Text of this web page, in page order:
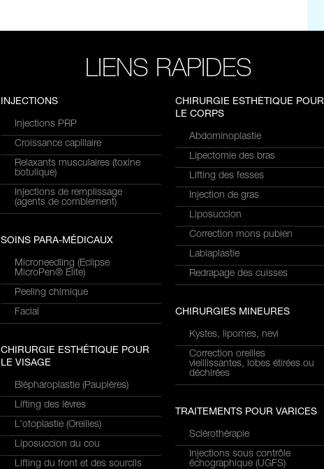
LIENS RAPIDES
INJECTIONS
Injections PRP
Croissance capillaire
Relaxants musculaires (toxine
botulique)
Injections de remplissage
(agents de comblement)
SOINS PARA-MÉDICAUX
Microneedling (Eclipse
MicroPen® Elite)
Peeling chimique
Facial
CHIRURGIE ESTHÉTIQUE POUR
LE VISAGE
Blépharoplastie (Paupières)
Lifting des lèvres
L’otoplastie (Oreilles)
Liposuccion du cou
Lifting du front et des sourcils
CHIRURGIE ESTHÉTIQUE POUR
LE CORPS
Abdominoplastie
Lipectomie des bras
Lifting des fesses
Injection de gras
Liposuccion
Correction mons pubien
Labiaplastie
Redrapage des cuisses
CHIRURGIES MINEURES
Kystes, lipomes, nevi
Correction oreilles
vieillissantes, lobes étirées ou
déchirées
TRAITEMENTS POUR VARICES
Sclérothérapie
Injections sous contrôle
échographique (UGFS)